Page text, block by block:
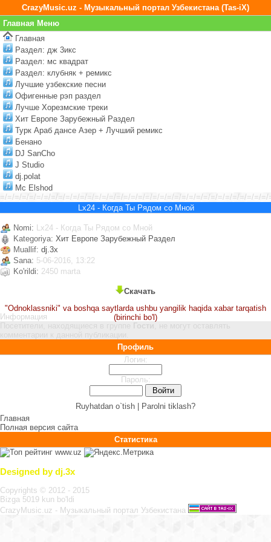
CrazyMusic.uz - Музыкальный портал Узбекистана (Tas-iX)
Главная Меню
Главная
Раздел: дж 3икс
Раздел: мс квадрат
Раздел: клубняк + ремикс
Лучшие узбекские песни
Офигенные рэп раздел
Лучше Хорезмские треки
Хит Европе Зарубежный Раздел
Турк Араб дансе Азер + Лучший ремикс
Бенано
DJ SanCho
J Studio
dj.polat
Mc Elshod
=/=/=/=/=/=/=/=/=/=/=/=/=/=/=/=/=/=/=/=/=/=/=/=/=/=/=/=/=/=/=/=/=/=/=/=/=/
Lx24 - Когда Ты Рядом со Мной
Nomi: Lx24 - Когда Ты Рядом со Мной
Kategoriya: Хит Европе Зарубежный Раздел
Muallif: dj.3x
Sana: 5-06-2016, 13:22
Ko'rildi: 2450 marta
Скачать
"Odnoklassniki" va boshqa saytlarda ushbu yangilik haqida xabar tarqatish
(birinchi bo'l)
Информация
Профиль
Логин:
Пароль:
Ruyhatdan o`tish |
Parolni tiklash?
Главная
Полная версия сайта
Статистика
Designed by dj.3x
Copyrights © 2012 - 2015
Bizga 5019 kun bo'ldi
CrazyMusic.uz - Музыкальный портал Узбекистана